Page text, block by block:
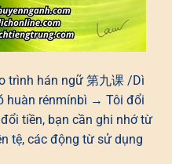
trình hán ngữ 第九课 /Dì
huàn rénmínbì → Tôi đổi
tiền, bạn cần ghi nhớ từ
tệ, các động từ sử dụng